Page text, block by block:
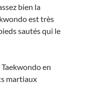
bien la
est très
sautés qui le
en
martiaux